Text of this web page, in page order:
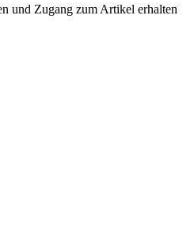
und Zugang zum Artikel erhalten